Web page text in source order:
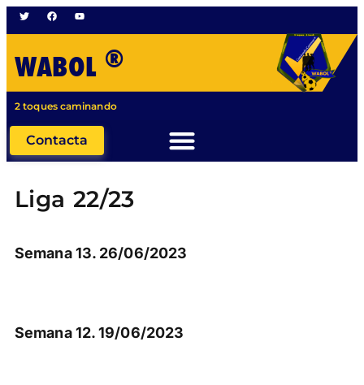
WABOL ®
2 toques caminando
Contacta
Liga 22/23
Semana 13. 26/06/2023
Semana 12. 19/06/2023